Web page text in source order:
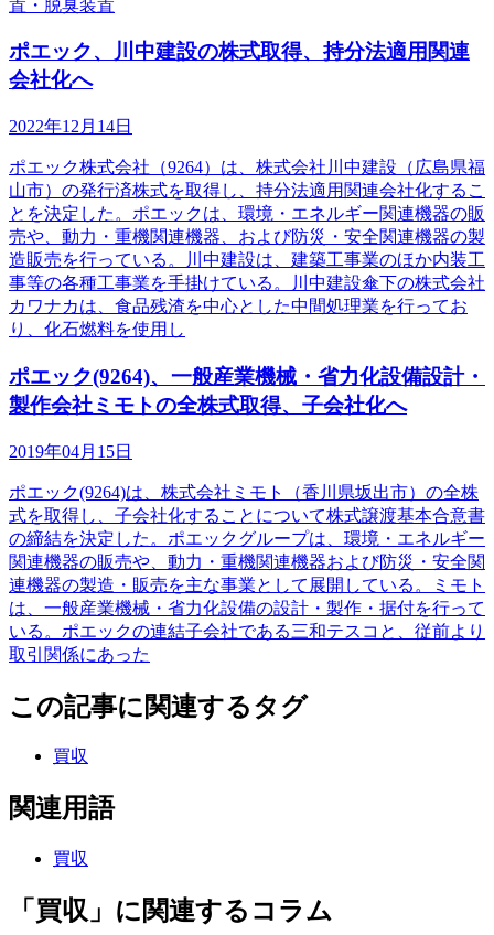
置・脱臭装置
ポエック、川中建設の株式取得、持分法適用関連
会社化へ
2022年12月14日
ポエック株式会社（9264）は、株式会社川中建設（広島県福
山市）の発行済株式を取得し、持分法適用関連会社化するこ
とを決定した。ポエックは、環境・エネルギー関連機器の販
売や、動力・重機関連機器、および防災・安全関連機器の製
造販売を行っている。川中建設は、建築工事業のほか内装工
事等の各種工事業を手掛けている。川中建設傘下の株式会社
カワナカは、食品残渣を中心とした中間処理業を行ってお
り、化石燃料を使用し
ポエック(9264)、一般産業機械・省力化設備設計・
製作会社ミモトの全株式取得、子会社化へ
2019年04月15日
ポエック(9264)は、株式会社ミモト（香川県坂出市）の全株
式を取得し、子会社化することについて株式譲渡基本合意書
の締結を決定した。ポエックグループは、環境・エネルギー
関連機器の販売や、動力・重機関連機器および防災・安全関
連機器の製造・販売を主な事業として展開している。ミモト
は、一般産業機械・省力化設備の設計・製作・据付を行って
いる。ポエックの連結子会社である三和テスコと、従前より
取引関係にあった
この記事に関連するタグ
買収
関連用語
買収
「買収」に関連するコラム